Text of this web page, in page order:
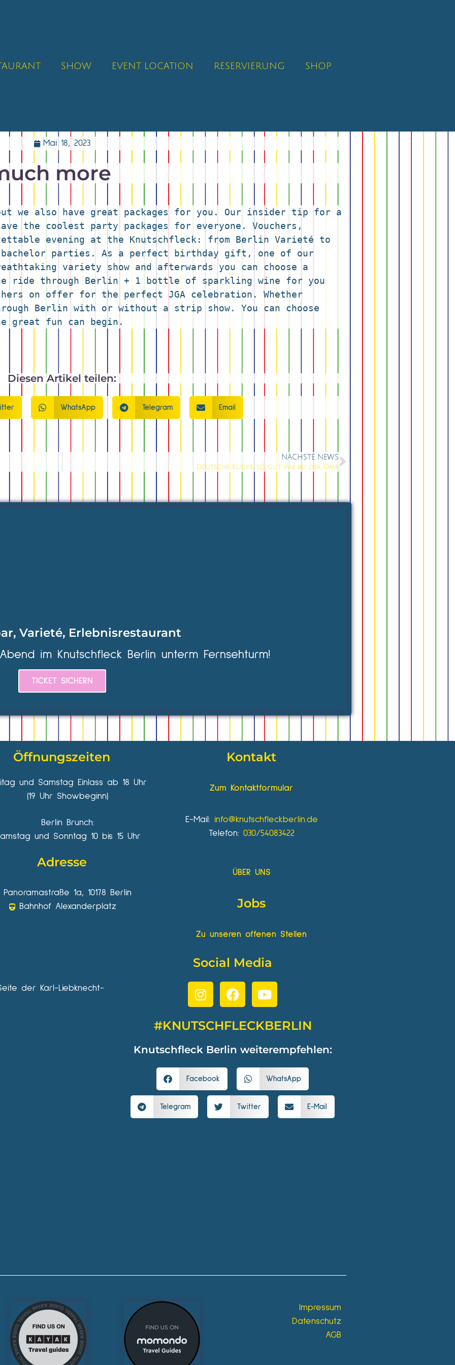
SHOW EVENT LOCATION RESERVIERUNG SHOP
Mai 18, 2023
more
we also have great packages for you. Our insider tip for a
the coolest party packages for everyone. Vouchers,
evening at the Knutschfleck: from Berlin Varieté to
bachelor parties. As a perfect birthday gift, one of our
variety show and afterwards you can choose a
ride through Berlin + 1 bottle of sparkling wine for you
on offer for the perfect JGA celebration. Whether
Berlin with or without a strip show. You can choose
great fun can begin.
Diesen Artikel teilen:
WhatsApp Telegram Email
NÄCHSTE NEWS
Deutsche Küche so gut wie bei der Oma
Varieté, Erlebnisrestaurant
im Knutschfleck Berlin unterm Fernsehturm!
TICKET SICHERN
Öffnungszeiten
und Samstag Einlass ab 18 Uhr
(19 Uhr Showbeginn)
Berlin Brunch:
und Sonntag 10 bis 15 Uhr
Adresse
Panoramastraße 1a, 10178 Berlin
Bahnhof Alexanderplatz
Kontakt
Zum Kontaktformular
E-Mail: info@knutschfleckberlin.de
Telefon: 030/54083422
ÜBER UNS
Jobs
Zu unseren offenen Stellen
der Karl-Liebknecht-
Social Media
#KNUTSCHFLECKBERLIN
Knutschfleck Berlin weiterempfehlen:
Facebook WhatsApp
Telegram Twitter E-Mail
Impressum
Datenschutz
AGB